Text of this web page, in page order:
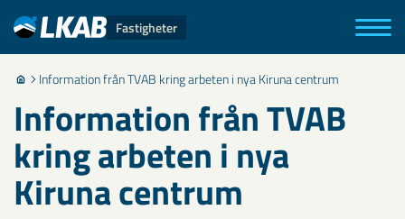
Fastigheter
Information från TVAB kring arbeten i nya Kiruna centrum
Information från TVAB
kring arbeten i nya
Kiruna centrum